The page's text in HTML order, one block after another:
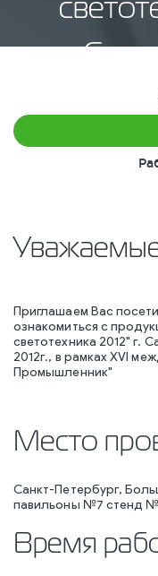
Уважаемые
Приглашаем Вас
ознакомиться с
светотехника 2012" г.
2012г., в рамках XVI
Промышленник"
Место
Санкт-Петербург,
павильоны №7 стенд
Время